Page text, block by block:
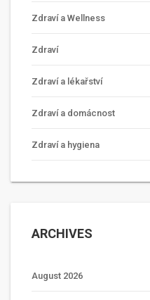
Zdraví a Wellness
Zdraví
Zdraví a lékařství
Zdraví a domácnost
Zdraví a hygiena
ARCHIVES
August 2026